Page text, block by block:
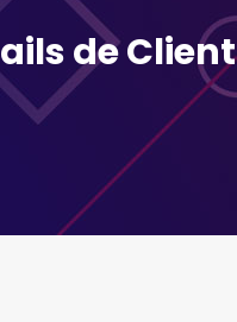
de Client